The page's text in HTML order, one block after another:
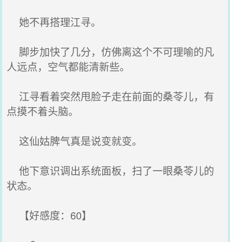
她不再搭理江寻。
脚步加快了几分，仿佛离这个不可理喻的凡
人远点，空气都能清新些。
江寻看着突然甩脸子走在前面的桑苓儿，有
点摸不着头脑。
这仙姑脾气真是说变就变。
他下意识调出系统面板，扫了一眼桑苓儿的
状态。
【好感度：60】